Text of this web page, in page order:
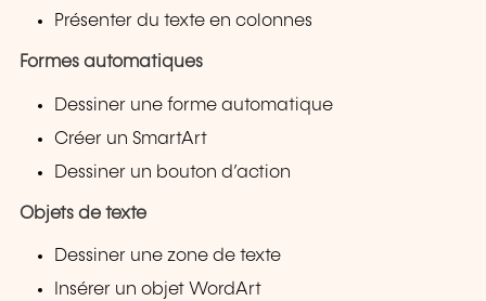
Présenter du texte en colonnes
Formes automatiques
Dessiner une forme automatique
Créer un SmartArt
Dessiner un bouton d’action
Objets de texte
Dessiner une zone de texte
Insérer un objet WordArt